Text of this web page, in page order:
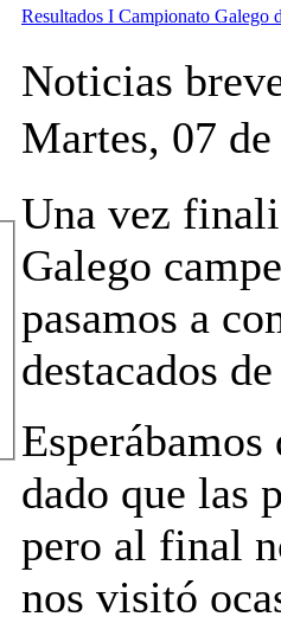
Resultados I Campionato Galego
Noticias
Martes, 07
Una vez
Galego
pasamos a
destacados
dado que las
pero al final
nos visitó